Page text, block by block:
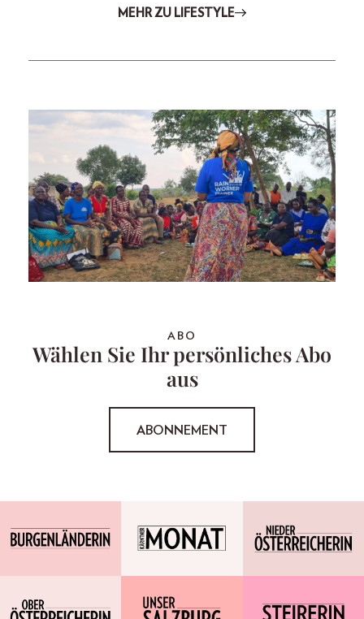
MEHR ZU LIFESTYLE
ABO
Wählen Sie Ihr persönliches Abo
aus
ABONNEMENT